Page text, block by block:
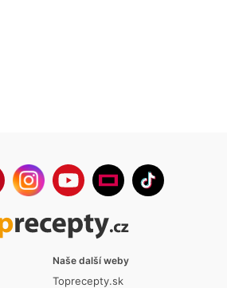
Naše další weby
Toprecepty.sk